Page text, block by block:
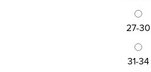
27-30
31-34